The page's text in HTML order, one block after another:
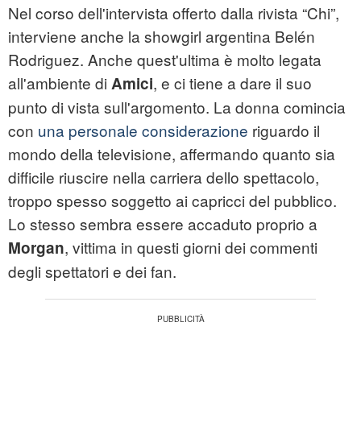
Nel corso dell'intervista offerto dalla rivista “Chi”,
interviene anche la showgirl argentina Belén
Rodriguez. Anche quest'ultima è molto legata
all'ambiente di Amici, e ci tiene a dare il suo
punto di vista sull'argomento. La donna comincia
con una personale considerazione riguardo il
mondo della televisione, affermando quanto sia
difficile riuscire nella carriera dello spettacolo,
troppo spesso soggetto ai capricci del pubblico.
Lo stesso sembra essere accaduto proprio a
Morgan, vittima in questi giorni dei commenti
degli spettatori e dei fan.